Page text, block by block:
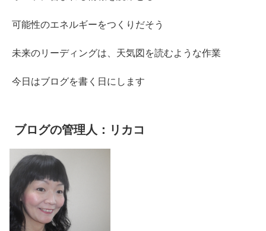
可能性のエネルギーをつくりだそう
未来のリーディングは、天気図を読むような作業
今日はブログを書く日にします
ブログの管理人：リカコ